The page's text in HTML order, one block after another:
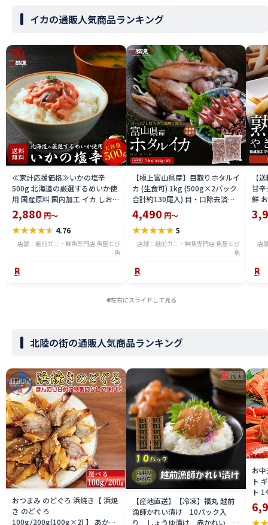
イカの通販人気商品ランキング
≪家計応援価格≫いかの塩辛
500g 北海道の厳選するめいか使
用 国産原料 国内加工 イカ しおか
ら おつまみ 酒 厳選素材 送料無料
ika2212-500a
2,880 円～
★★★★★ 4.76
店舗：越前ガニ・鮮魚専門店 魚屋とび
魚
【極上富山県産】目取りホタルイ
カ (生食可) 1kg (500g×2パック
合計約130尾入) 目・口除去済み
ほたるいか 刺身 生 個別冷凍 いか
めし 酢味噌あえ 沖漬け 海鮮 通販
送料無料 hoika2502
4,490 円～
★★★★★ 5
店舗：越前ガニ・鮮魚専門店 魚屋とび
魚
【
甘辛
鮮
き
店
左右にスライドして見る
北陸の街の通販人気商品ランキング
おつまみ のどぐろ 浜焼き【 浜焼
き のどぐろ
100g/200g(100g×2) 】 あかむ
【産地直送】【冷凍】福丸 越前
漁師かれい漬け 10パック入
り しょうゆ漬け 赤かれい 越
お
ト
ト
新
つ
★